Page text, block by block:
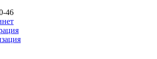
в Беларуси
46